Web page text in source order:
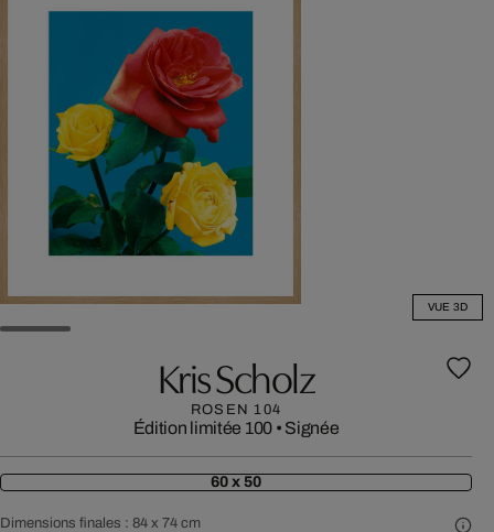
VUE 3D
Kris Scholz
ROSEN 104
Édition limitée 100 • Signée
60 x 50
Dimensions finales : 84 x 74 cm